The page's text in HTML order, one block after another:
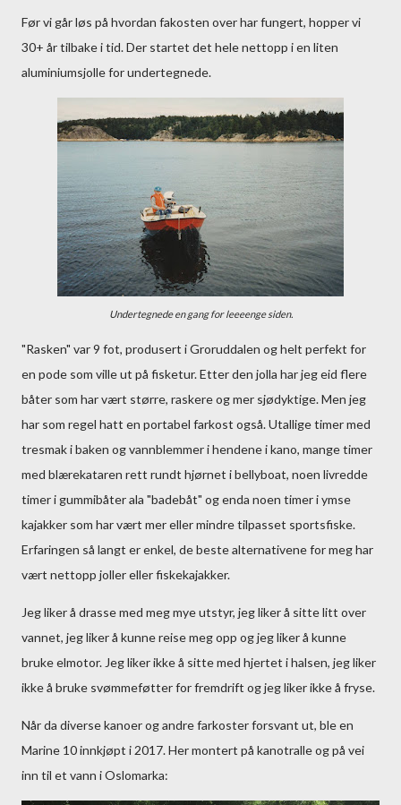
Før vi går løs på hvordan fakosten over har fungert, hopper vi
30+ år tilbake i tid. Der startet det hele nettopp i en liten
aluminiumsjolle for undertegnede.
Undertegnede en gang for leeeenge siden.
"Rasken" var 9 fot, produsert i Groruddalen og helt perfekt for
en pode som ville ut på fisketur. Etter den jolla har jeg eid flere
båter som har vært større, raskere og mer sjødyktige. Men jeg
har som regel hatt en portabel farkost også. Utallige timer med
tresmak i baken og vannblemmer i hendene i kano, mange timer
med blærekataren rett rundt hjørnet i bellyboat, noen livredde
timer i gummibåter ala "badebåt" og enda noen timer i ymse
kajakker som har vært mer eller mindre tilpasset sportsfiske.
Erfaringen så langt er enkel, de beste alternativene for meg har
vært nettopp joller eller fiskekajakker.
Jeg liker å drasse med meg mye utstyr, jeg liker å sitte litt over
vannet, jeg liker å kunne reise meg opp og jeg liker å kunne
bruke elmotor. Jeg liker ikke å sitte med hjertet i halsen, jeg liker
ikke å bruke svømmeføtter for fremdrift og jeg liker ikke å fryse.
Når da diverse kanoer og andre farkoster forsvant ut, ble en
Marine 10 innkjøpt i 2017. Her montert på kanotralle og på vei
inn til et vann i Oslomarka: